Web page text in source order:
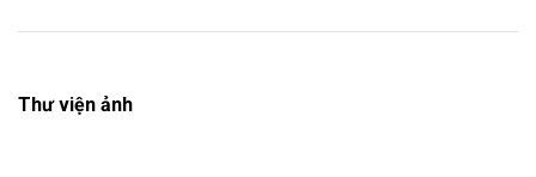
Thư viện ảnh